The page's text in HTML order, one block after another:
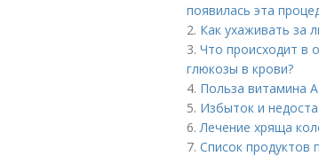
появилась эта
2. Как ухаживать за
3. Что происходит в
глюкозы в крови?
4. Польза витамина
5. Избыток и
6.Лечение хряща
7. Список продуктов